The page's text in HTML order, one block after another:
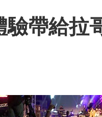
驗帶給拉